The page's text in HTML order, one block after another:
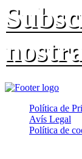
Política de
Avís Legal
Política de